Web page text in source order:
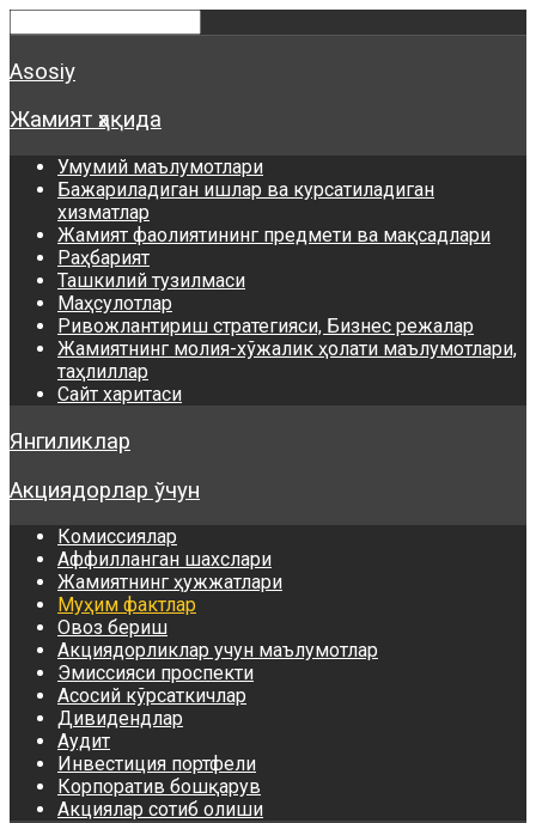
Asosiy
Жамият ҳақида
Умумий маълумотлари
Бажариладиган ишлар ва курсатиладиган
хизматлар
Жамият фаолиятининг предмети ва мақсадлари
Раҳбарият
Ташкилий тузилмаси
Маҳсулотлар
Ривожлантириш стратегияси, Бизнес режалар
Жамиятнинг молия-хўжалик ҳолати маълумотлари,
таҳлиллар
Сайт харитаси
Янгиликлар
Акциядорлар ўчун
Комиссиялар
Аффилланган шахслари
Жамиятнинг ҳужжатлари
Муҳим фактлар
Овоз бериш
Акциядорликлар учун маълумотлар
Эмиссияси проспекти
Асосий кўрсаткичлар
Дивидендлар
Аудит
Инвестиция портфели
Корпоратив бошқарув
Акциялар сотиб олиши